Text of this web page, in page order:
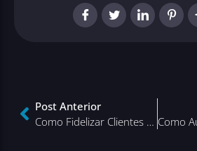
Post Anterior
Como Fidelizar Clientes no Dia do Cliente: 5 Estratégias de E-commerce